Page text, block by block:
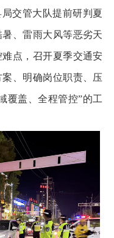
交管大队提前研判夏
、雷雨大风等恶劣天
点，召开夏季交通安
、明确岗位职责、压
覆盖、全程管控”的工